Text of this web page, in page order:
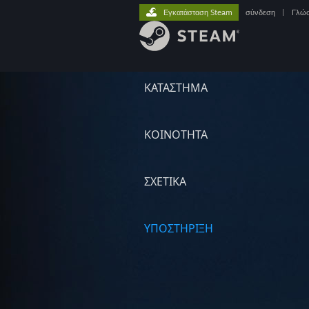
ΚΑΤΑΣΤΗΜΑ
ΚΟΙΝΟΤΗΤΑ
ΣΧΕΤΙΚΆ
ΥΠΟΣΤΗΡΙΞΗ
Εγκατάσταση Steam σύνδεση